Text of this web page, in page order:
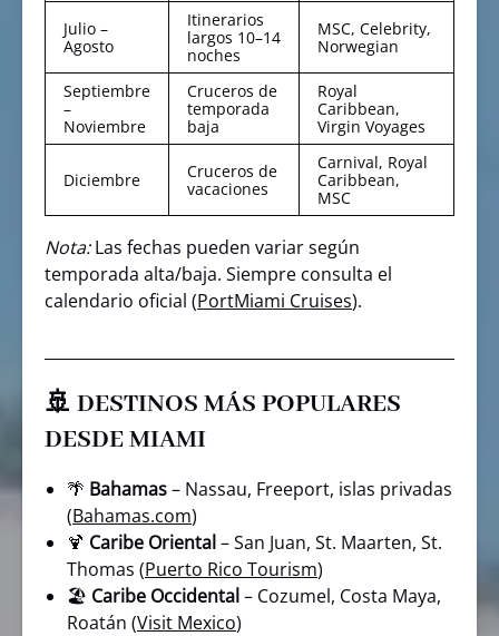
Julio –
Agosto
Itinerarios
largos 10–14
noches
MSC, Celebrity,
Norwegian
Septiembre
–
Noviembre
Cruceros de
temporada
baja
Royal
Caribbean,
Virgin Voyages
Diciembre
Cruceros de
vacaciones
Carnival, Royal
Caribbean,
MSC
Nota:Las fechas pueden variar según
temporada alta/baja. Siempre consulta el
calendario oficial (PortMiami Cruises).
🚢 DESTINOS MÁS POPULARES
DESDE MIAMI
🌴 Bahamas– Nassau, Freeport, islas privadas
(Bahamas.com)
🍹 Caribe Oriental– San Juan, St. Maarten, St.
Thomas (Puerto Rico Tourism)
🏖️ Caribe Occidental– Cozumel, Costa Maya,
Roatán (Visit Mexico)